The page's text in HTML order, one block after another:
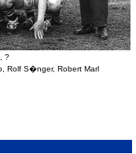
?
Rolf S�nger, Robert Marl